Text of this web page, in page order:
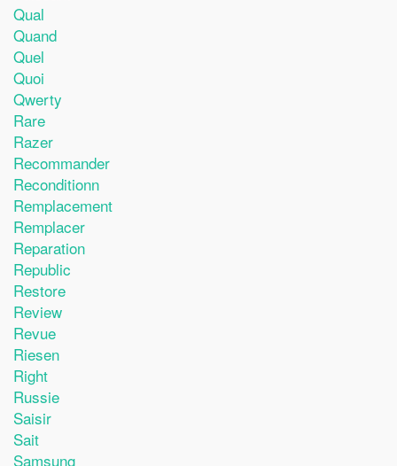
Qual
Quand
Quel
Quoi
Qwerty
Rare
Razer
Recommander
Reconditionn
Remplacement
Remplacer
Reparation
Republic
Restore
Review
Revue
Riesen
Right
Russie
Saisir
Sait
Samsung